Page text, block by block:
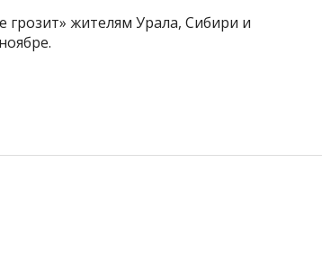
жителям Урала, Сибири и